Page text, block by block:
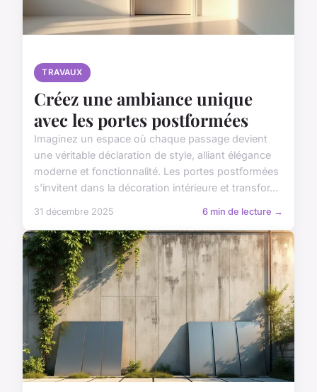
TRAVAUX
Créez une ambiance unique
avec les portes postformées
Imaginez un espace où chaque passage devient
une véritable déclaration de style, alliant élégance
moderne et fonctionnalité. Les portes postformées
s'invitent dans la décoration intérieure et transfor...
31 décembre 2025 6 min de lecture →